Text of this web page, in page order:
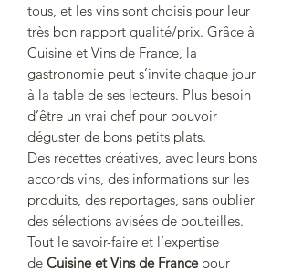
tous, et les vins sont choisis pour leur
très bon rapport qualité/prix. Grâce à
Cuisine et Vins de France, la
gastronomie peut s’invite chaque jour
à la table de ses lecteurs. Plus besoin
d’être un vrai chef pour pouvoir
déguster de bons petits plats.
Des recettes créatives, avec leurs bons
accords vins, des informations sur les
produits, des reportages, sans oublier
des sélections avisées de bouteilles.
Tout le savoir-faire et l’expertise
de Cuisine et Vins de Francepour